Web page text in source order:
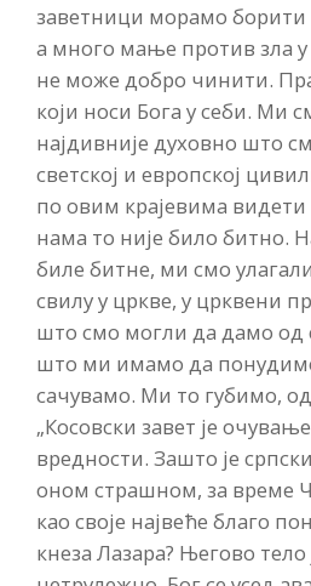
заветници морамо борити
а много мање против зла
не може добро чинити.
који носи Бога у себи. Ми
најдивније духовно што
светској и европској
по овим крајевима
нама то није било битно.
биле битне, ми смо
свилу у цркве, у црквени
што смо могли да дамо од
што ми имамо да
сачувамо. Ми то губимо,
„Косовски завет је
вредности. Зашто је
оном страшном, за време
као своје највеће благо
кнеза Лазара? Његово тело